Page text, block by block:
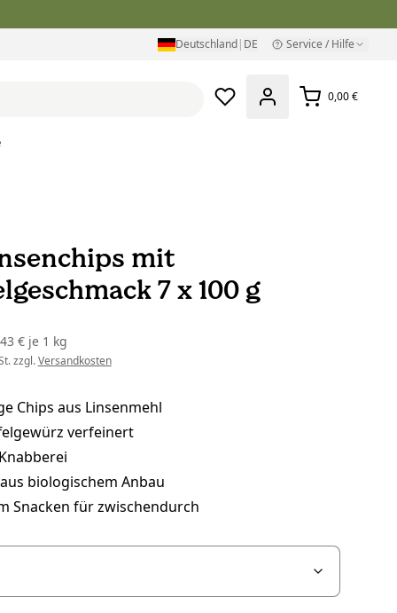
Deutschland| DE Service / Hilfe
0,00 €
mit
7 x 100 g
€ je1 kg
zzgl.Versandkosten
Chips aus Linsenmehl
verfeinert
biologischem Anbau
Snacken für zwischendurch